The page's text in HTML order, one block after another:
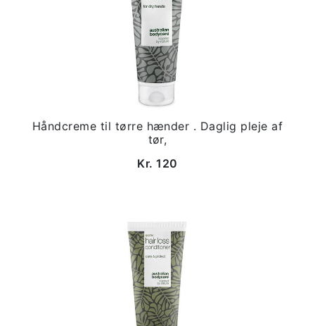
Håndcreme til tørre hænder . Daglig pleje af
tør,
Kr. 120